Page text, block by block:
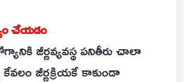
చేయడం
జీర్ణవ్యవస్థ పనితీరు చాలా
జీర్ణక్రియకే కాకుండా